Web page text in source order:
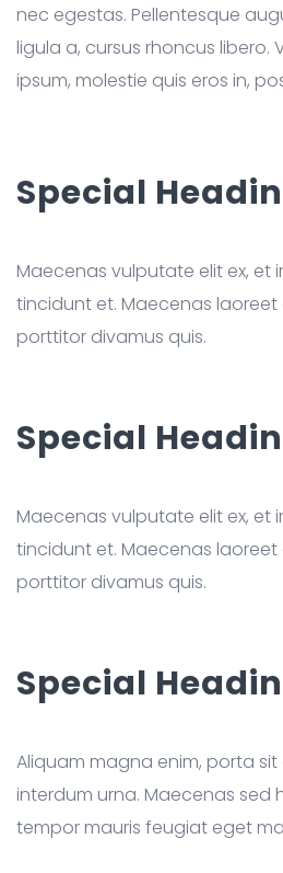
nec egestas. Pellentesque
ligula a, cursus rhoncus libero.
ipsum, molestie quis eros in,
Special
Maecenas vulputate elit ex, et
tincidunt et. Maecenas
porttitor divamus quis.
Special
Maecenas vulputate elit ex, et
tincidunt et. Maecenas
porttitor divamus quis.
Special
Aliquam magna enim, porta
interdum urna. Maecenas sed
tempor mauris feugiat eget